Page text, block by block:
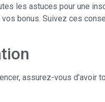
les astuces pour une
bonus. Suivez ces
assurez-vous d’avoir